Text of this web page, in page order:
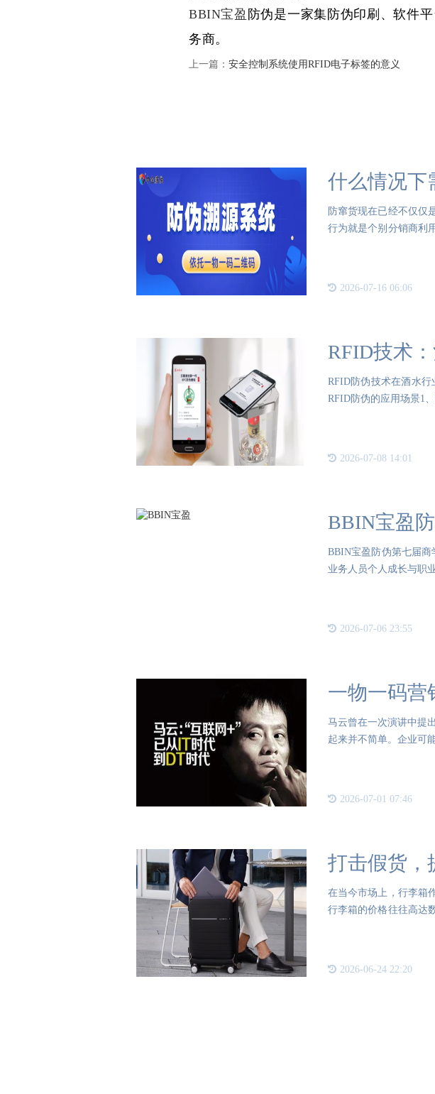
BBIN宝盈 防伪是一家集防伪印刷、软件
务商。
上一篇： 安全控制系统使用RFID电子标签的意义
什么情况下
防窜货现在已经不仅仅
行为就是个别分销商利
2026-07-16 06:06
RFID技术
RFID防伪技术在酒水
RFID防伪的应用场景1
2026-07-08 14:01
BBIN宝盈
BBIN宝盈防伪第七届
业务人员个人成长与职
2026-07-06 23:55
一物一码营
马云曾在一次演讲中提
起来并不简单。企业可
2026-07-01 07:46
打击假货，
在当今市场上，行李箱
行李箱的价格往往高达
2026-06-24 22:20